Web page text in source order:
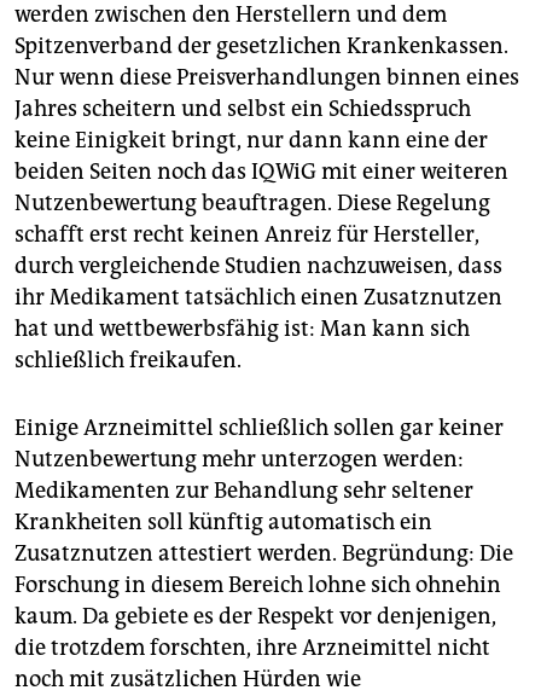
werden zwischen den Herstellern und dem
Spitzenverband der gesetzlichen Krankenkassen.
Nur wenn diese Preisverhandlungen binnen eines
Jahres scheitern und selbst ein Schiedsspruch
keine Einigkeit bringt, nur dann kann eine der
beiden Seiten noch das IQWiG mit einer weiteren
Nutzenbewertung beauftragen. Diese Regelung
schafft erst recht keinen Anreiz für Hersteller,
durch vergleichende Studien nachzuweisen, dass
ihr Medikament tatsächlich einen Zusatznutzen
hat und wettbewerbsfähig ist: Man kann sich
schließlich freikaufen.
Einige Arzneimittel schließlich sollen gar keiner
Nutzenbewertung mehr unterzogen werden:
Medikamenten zur Behandlung sehr seltener
Krankheiten soll künftig automatisch ein
Zusatznutzen attestiert werden. Begründung: Die
Forschung in diesem Bereich lohne sich ohnehin
kaum. Da gebiete es der Respekt vor denjenigen,
die trotzdem forschten, ihre Arzneimittel nicht
noch mit zusätzlichen Hürden wie